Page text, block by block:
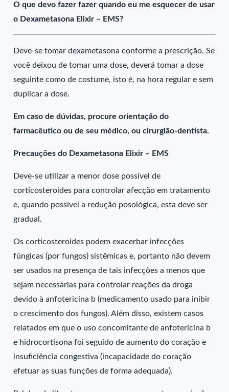
O que devo fazer fazer quando eu me esquecer de usar
o Dexametasona Elixir – EMS?
Deve-se tomar dexametasona conforme a prescrição. Se
você deixou de tomar uma dose, deverá tomar a dose
seguinte como de costume, isto é, na hora regular e sem
duplicar a dose.
Em caso de dúvidas, procure orientação do
farmacêutico ou de seu médico, ou cirurgião-dentista.
Precauções do Dexametasona Elixir – EMS
Deve-se utilizar a menor dose possível de
corticosteroides para controlar afecção em tratamento
e, quando possível a redução posológica, esta deve ser
gradual.
Os corticosteroides podem exacerbar infecções
fúngicas (por fungos) sistêmicas e, portanto não devem
ser usados na presença de tais infecções a menos que
sejam necessárias para controlar reações da droga
devido à anfotericina b (medicamento usado para inibir
o crescimento dos fungos). Além disso, existem casos
relatados em que o uso concomitante de anfotericina b
e hidrocortisona foi seguido de aumento do coração e
insuficiência congestiva (incapacidade do coração
efetuar as suas funções de forma adequada).